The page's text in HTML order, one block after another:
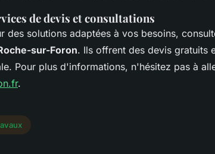
de devis et consultations
des solutions adaptées à vos besoins,
sur-Foron. Ils offrent des devis gratuits
Pour plus d'informations, n'hésitez pas à
.